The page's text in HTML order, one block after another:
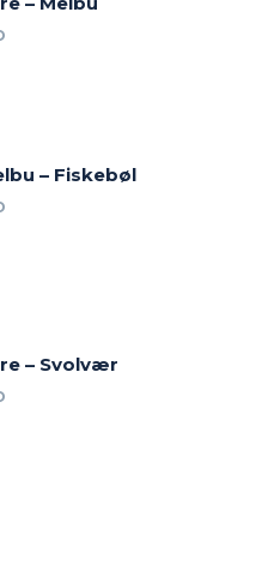
– Fiskebøl
– Svolvær